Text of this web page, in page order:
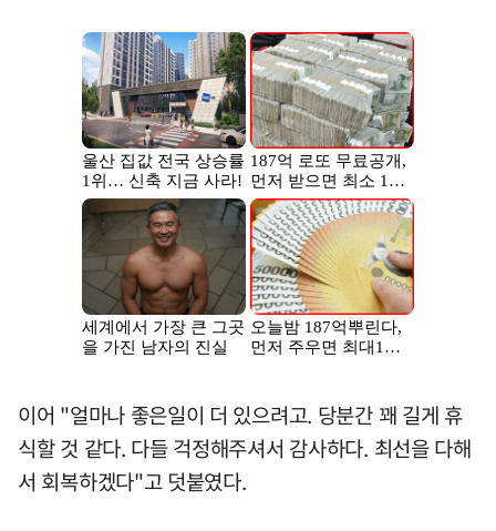
이어 "얼마나 좋은일이 더 있으려고. 당분간 꽤 길게 휴
식할 것 같다. 다들 걱정해주셔서 감사하다. 최선을 다해
서 회복하겠다"고 덧붙였다.